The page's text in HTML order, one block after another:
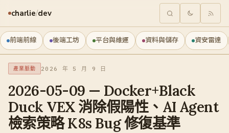
charlie/dev
前端前線 後端工坊 平台與維運 資料與儲存 資安雷達
產業脈動 2026 年 5 月 9 日
2026-05-09 — Docker+Black
Duck VEX 消除假陽性、AI Agent
檢索策略 K8s Bug 修復基準